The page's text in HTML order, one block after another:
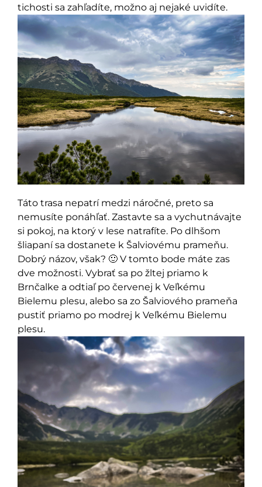
tichosti sa zahľadíte, možno aj nejaké uvidíte.
Táto trasa nepatrí medzi náročné, preto sa
nemusíte ponáhľať. Zastavte sa a vychutnávajte
si pokoj, na ktorý v lese natrafíte. Po dlhšom
šliapaní sa dostanete k Šalviovému prameňu.
Dobrý názov, však? 🙂 V tomto bode máte zas
dve možnosti. Vybrať sa po žltej priamo k
Brnčalke a odtiaľ po červenej k Veľkému
Bielemu plesu, alebo sa zo Šalviového prameňa
pustiť priamo po modrej k Veľkému Bielemu
plesu.